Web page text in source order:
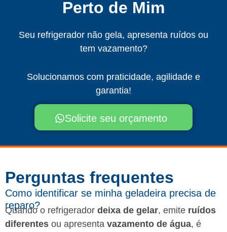
Perto de Mim
Seu refrigerador não gela, apresenta ruídos ou
tem vazamento?
Solucionamos com praticidade, agilidade e
garantia!
Solicite seu orçamento
Perguntas frequentes​
Como identificar se minha geladeira precisa de
reparo?
Quando o refrigerador deixa de gelar, emite ruídos
diferentes ou apresenta vazamento de água, é